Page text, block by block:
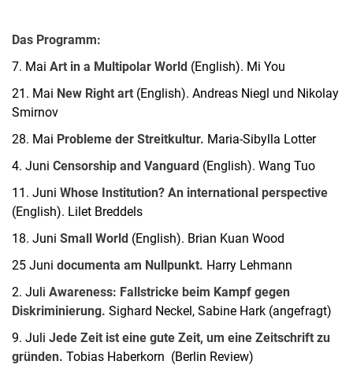
Das Programm:
7. Mai Art in a Multipolar World (English). Mi You
21. Mai New Right art (English). Andreas Niegl und Nikolay
Smirnov
28. Mai Probleme der Streitkultur. Maria-Sibylla Lotter
4. Juni Censorship and Vanguard (English). Wang Tuo
11. Juni Whose Institution? An international perspective
(English). Lilet Breddels
18. Juni Small World (English). Brian Kuan Wood
25 Juni documenta am Nullpunkt. Harry Lehmann
2. Juli Awareness: Fallstricke beim Kampf gegen
Diskriminierung. Sighard Neckel, Sabine Hark (angefragt)
9. Juli Jede Zeit ist eine gute Zeit, um eine Zeitschrift zu
gründen. Tobias Haberkorn (Berlin Review)